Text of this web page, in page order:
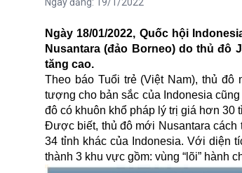
Ngày 18/01/2022, Quốc hội
Nusantara (đảo Borneo) do thủ
tăng cao.
Theo báo Tuổi trẻ (Việt Nam), thủ
tượng cho bản sắc của Indonesia
đô có khuôn khổ pháp lý trị giá hơn 30
Được biết, thủ đô mới Nusantara cách
34 tỉnh khác của
Indonesia. Với diện
thành 3 khu vực gồm: vùng “lõi” hành